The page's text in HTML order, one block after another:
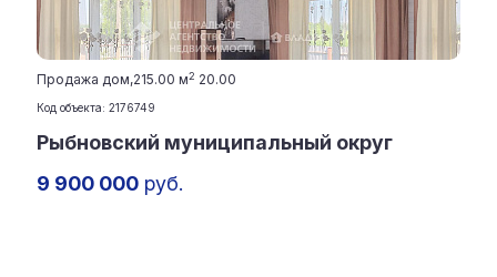
Продажа дом,215.00 м2 20.00
Код объекта: 2176749
Рыбновский муниципальный округ
9 900 000 руб.